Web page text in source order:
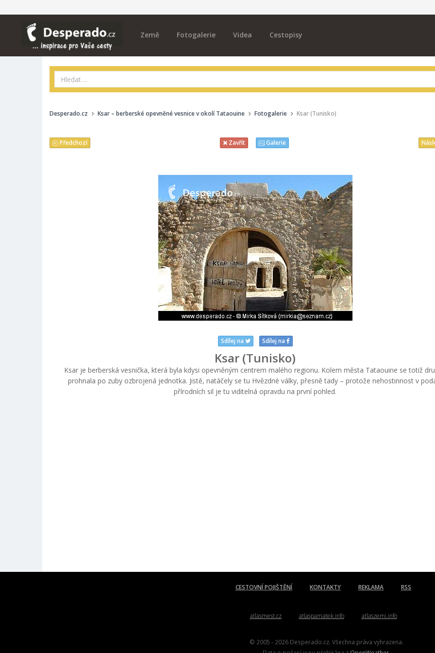
Země Fotogalerie Videa Cestopisy
Desperado.cz Ksar – berberské opevněné vesnice v okolí Tataouine Fotogalerie Ksar (Tunisko)
Předchozí Zavřít Galerie
Sdílej na Sdílej na
Ksar (Tunisko)
Ksar je berberská vesnička, která byla kdysi opevněným centrem malého regionu. Kolem města Tataouine se totiž
prohnala po zuby ozbrojená jednotka. Jistě, natáčely se tu Hvězdné války, přesně tady – protože nehostinnost v
přírodních sil je tu viditelná opravdu na první pohled.
CESTOVNÍ POJIŠTĚNÍ KONTAKTY REKLAMA RSS
atlasmest.cz atlaspamatek.info atlaszemi.info
© 2005 - 2026 Desperado.cz. Všechna práva vyhrazena.